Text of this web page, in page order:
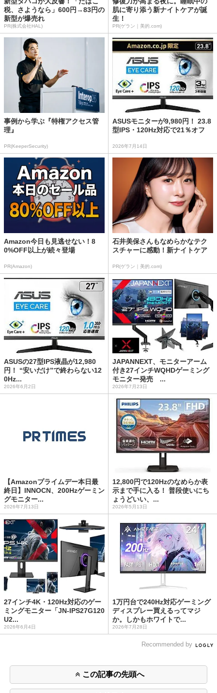
税、さようなら」600円→83円の
新型が爆売れ
PR(株式会社HAL)
肌に寄り添う新ナイトケアが誕
生！
PR(ゲラン｜美的.com)
事例から学ぶ『特権アクセス管
理』
PR(KeeperSecurity)
ASUSモニターが9,980円！ 23.8
型IPS・120Hz対応で21％オフ
2026年7月14日
Amazon今日も見逃せない！8
0%OFF以上が続々登場
PR(Amazon)
石井美保さんもなめらかなテク
スチャーに感動！新ナイトケア
PR(ゲラン｜美的.com)
ASUSの27型IPS液晶が12,980
円！ “安いだけ”で終わらない12
0Hz...
2026年6月2日
JAPANNEXT、モニターアーム
付き27インチWQHDゲーミング
モニター発売 ...
2026年7月23日
【Amazonプライムデー本日最
終日】INNOCN、200Hzゲーミン
グモニター...
2026年7月13日
12,800円で120Hzのなめらか表
示まで手に入る！ 普段使いにち
ょうどいい、...
2026年5月13日
27インチ4K・120Hz対応のゲー
ミングモニター「JN-IPS27G120
U2...
2026年6月4日
1万円台で240Hz対応ゲーミング
ディスプレー買えるってマジ
か。しかもホワイトで...
2026年7月28日
Recommended by
この記事の先頭へ